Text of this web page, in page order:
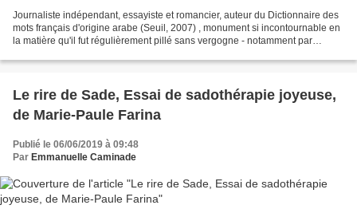
Journaliste indépendant, essayiste et romancier, auteur du Dictionnaire des
mots français d'origine arabe (Seuil, 2007) , monument si incontournable en
la matière qu'il fut régulièrement pillé sans vergogne - notamment par
Le rire de Sade, Essai de sadothérapie joyeuse,
de Marie-Paule Farina
Publié le 06/06/2019 à 09:48
Par Emmanuelle Caminade